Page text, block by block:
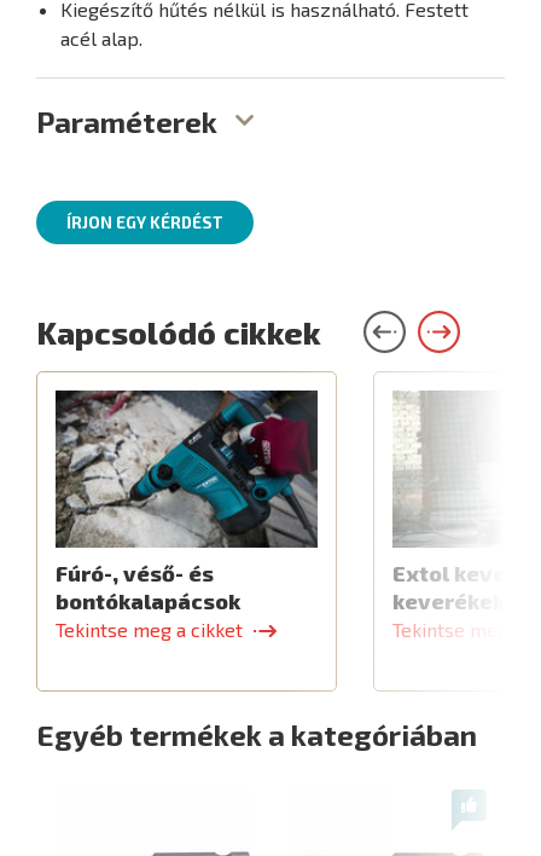
Kiegészítő hűtés nélkül is használható. Festett
acél alap.
Paraméterek
ÍRJON EGY KÉRDÉST
Kapcsolódó cikkek
Fúró-, véső- és
bontókalapácsok
Tekintse meg a cikket
Extol
Tekintse meg a
Egyéb termékek a kategóriában